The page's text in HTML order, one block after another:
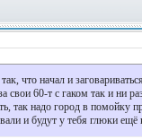
что начал и
свои 60-т с гаком так и ни
так надо город в помойку
и будут у тебя глюки ещё